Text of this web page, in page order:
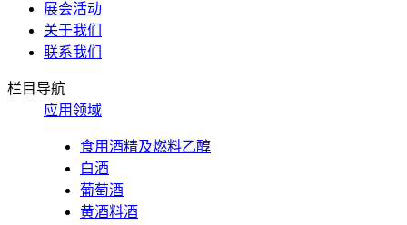
展会活动
关于我们
联系我们
栏目导航
应用领域
食用酒精及燃料乙醇
白酒
葡萄酒
黄酒料酒